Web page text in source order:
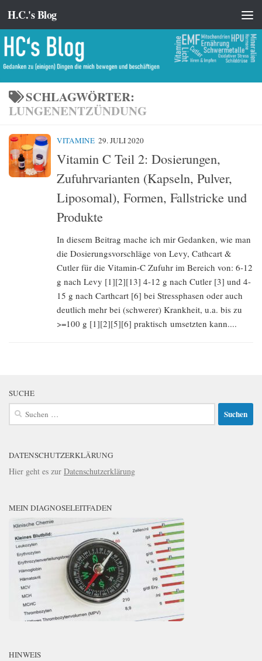
Zum Inhalt springen
H.C.'s Blog
SCHLAGWÖRTER:
LUNGENENTZÜNDUNG
VITAMINE 29. JULI 2020
Vitamin C Teil 2: Dosierungen,
Zufuhrvarianten (Kapseln, Pulver,
Liposomal), Formen, Fallstricke und
Produkte
In diesem Beitrag mache ich mir Gedanken, wie man
die Dosierungsvorschläge von Levy, Cathcart &
Cutler für die Vitamin-C Zufuhr im Bereich von: 6-12
g nach Levy [1][2][13] 4-12 g nach Cutler [3] und 4-
15 g nach Carthcart [6] bei Stressphasen oder auch
deutlich mehr bei (schwerer) Krankheit, u.a. bis zu
>=100 g [1][2][5][6] praktisch umsetzten kann....
SUCHE
Suchen
nach:
DATENSCHUTZERKLÄRUNG
Hier geht es zur Datenschutzerklärung
MEIN DIAGNOSELEITFADEN
HINWEIS